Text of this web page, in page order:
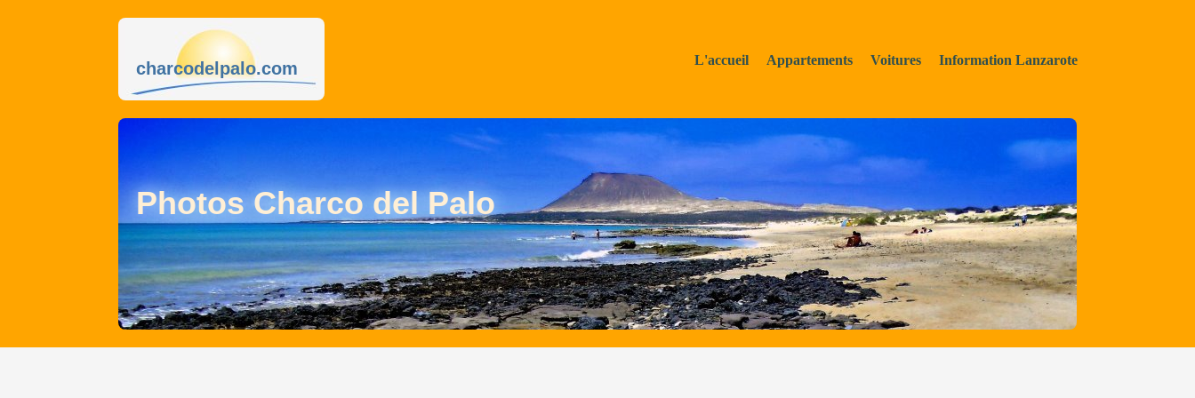
L'accueil Appartements Voitures Information Lanzarote
charcodelpalo.com
Photos Charco del Palo